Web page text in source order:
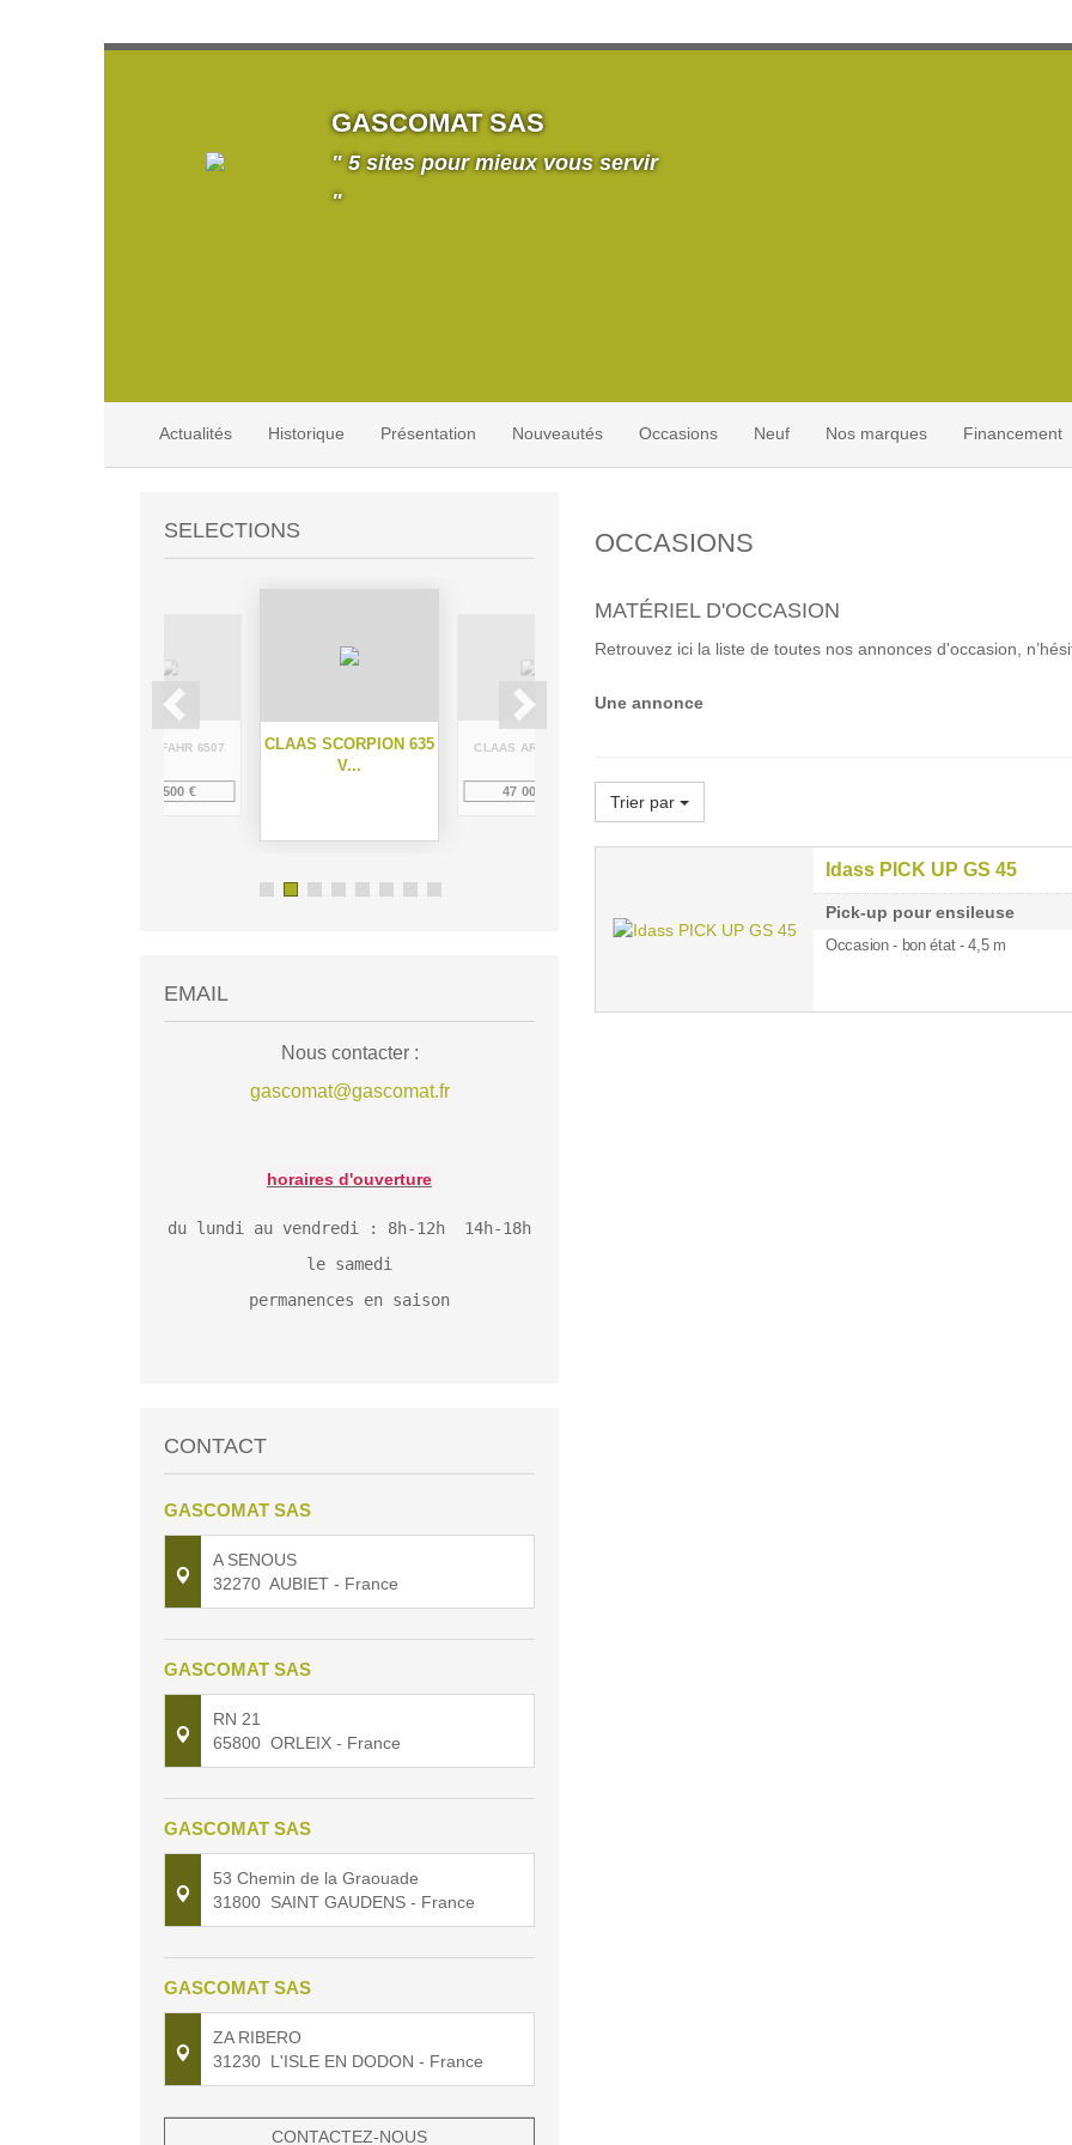
GASCOMAT SAS
" 5 sites pour mieux vous servir
"
Actualités Historique Présentation Nouveautés Occasions Neuf Nos marques Financement
OCCASIONS
MATÉRIEL D'OCCASION
Retrouvez ici la liste de toutes nos annonces d'occasion,
Une annonce
Trier par
Idass PICK UP GS 45
Pick-up pour ensileuse
Occasion - bon état - 4,5 m
SELECTIONS
DEUTZ-FAHR 6507
12 500 €
CLAAS SCORPION 635
V...
CLAAS ARION 430
47 000 €
EMAIL
Nous contacter :
gascomat@gascomat.fr
horaires d'ouverture
du lundi au vendredi : 8h-12h 14h-18h
le samedi
permanences en saison
CONTACT
GASCOMAT SAS
A SENOUS
32270 AUBIET - France
GASCOMAT SAS
RN 21
65800 ORLEIX - France
GASCOMAT SAS
53 Chemin de la Graouade
31800 SAINT GAUDENS - France
GASCOMAT SAS
ZA RIBERO
31230 L'ISLE EN DODON - France
CONTACTEZ-NOUS